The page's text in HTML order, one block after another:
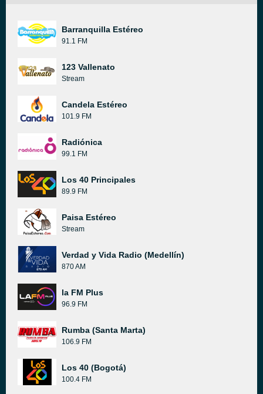
Barranquilla Estéreo
91.1 FM
123 Vallenato
Stream
Candela Estéreo
101.9 FM
Radiónica
99.1 FM
Los 40 Principales
89.9 FM
Paisa Estéreo
Stream
Verdad y Vida Radio (Medellín)
870 AM
la FM Plus
96.9 FM
Rumba (Santa Marta)
106.9 FM
Los 40 (Bogotá)
100.4 FM